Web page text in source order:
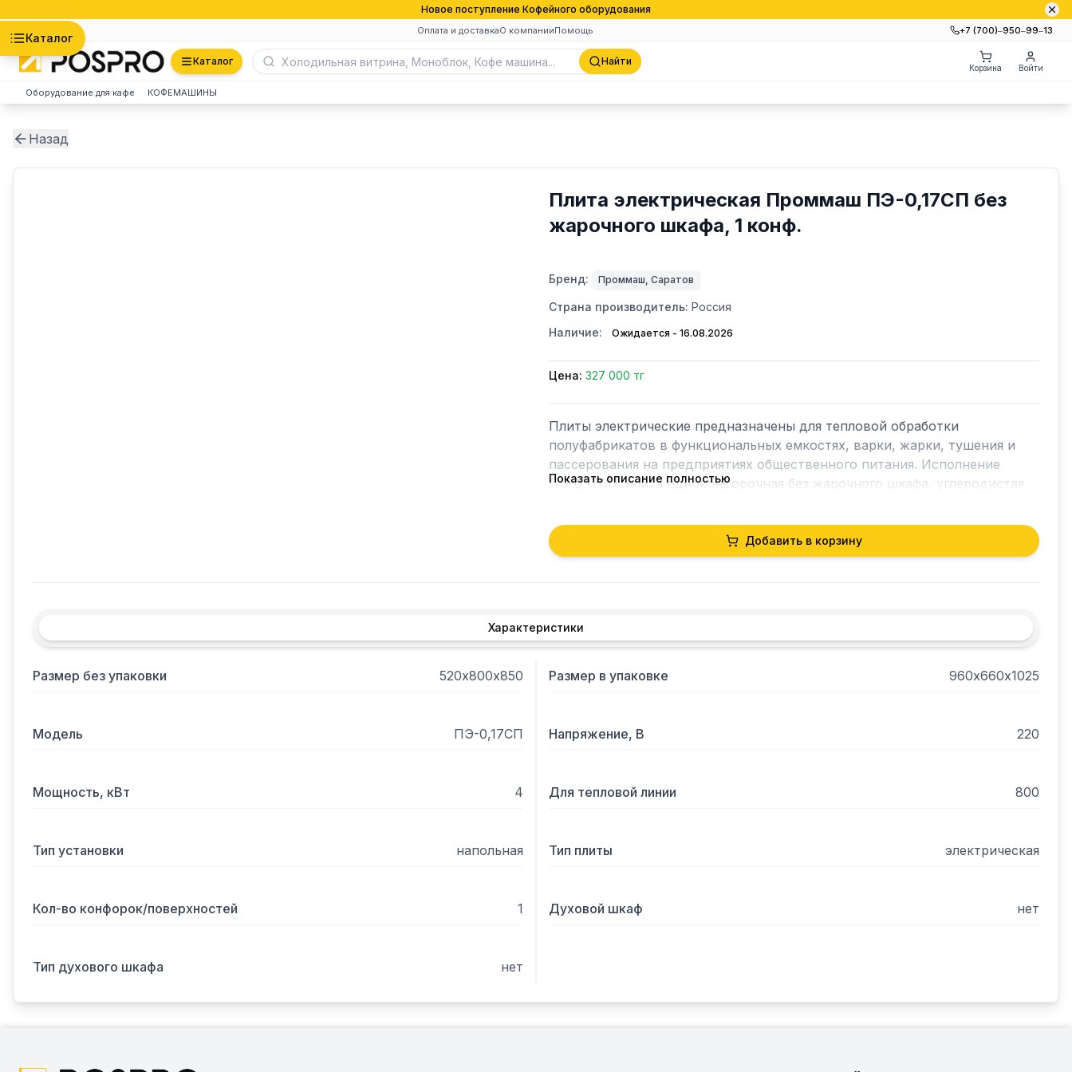
Новое поступление Кофейного оборудования
Оплата и доставкаО компанииПомощь +7 (700)‒950‒99‒13
Каталог
Каталог Найти
Корзина Войти
Оборудование для кафе КОФЕМАШИНЫ
Назад
Плита электрическая Проммаш ПЭ-0,17СП без
жарочного шкафа, 1 конф.
Бренд: Проммаш, Саратов
Страна производитель: Россия
Наличие:
Ожидается - 16.08.2026
Цена: 327 000 тг
Плиты электрические предназначены для тепловой обработки
полуфабрикатов в функциональных емкостях, варки, жарки, тушения и
пассерования на предприятиях общественного питания. Исполнение
ПЭ-0,17СП: плита одноконфорочная без жарочного шкафа, углеродистая
металла с полимерным покрытием
Показать описание полностью
Добавить в корзину
Характеристики
Размер без упаковки 520х800х850 Размер в упаковке 960х660х1025
Модель ПЭ-0,17СП Напряжение, В 220
Мощность, кВт 4 Для тепловой линии 800
Тип установки напольная Тип плиты электрическая
Кол-во конфорок/поверхностей 1 Духовой шкаф нет
Тип духового шкафа нет